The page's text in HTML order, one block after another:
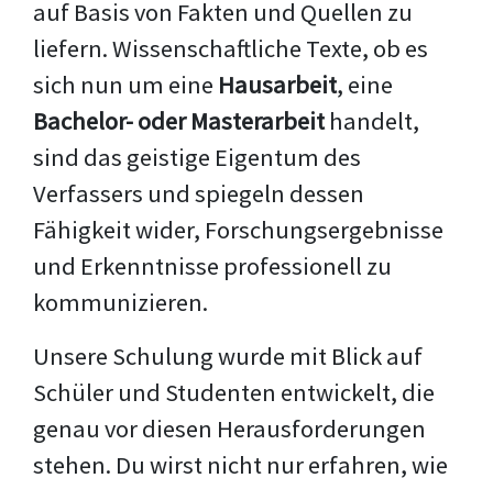
auf Basis von Fakten und Quellen zu
liefern. Wissenschaftliche Texte, ob es
sich nun um eine Hausarbeit, eine
Bachelor- oder Masterarbeithandelt,
sind das geistige Eigentum des
Verfassers und spiegeln dessen
Fähigkeit wider, Forschungsergebnisse
und Erkenntnisse professionell zu
kommunizieren.
Unsere Schulung wurde mit Blick auf
Schüler und Studenten entwickelt, die
genau vor diesen Herausforderungen
stehen. Du wirst nicht nur erfahren, wie